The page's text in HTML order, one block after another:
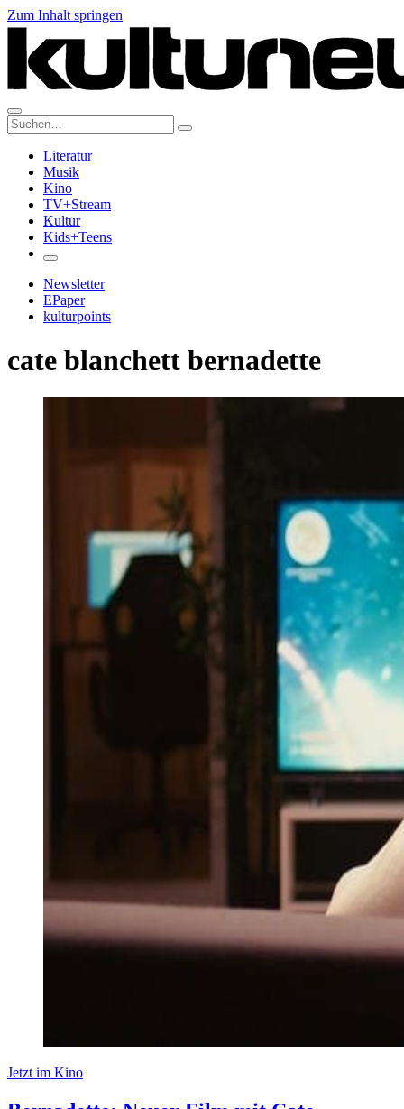
Zum Inhalt springen
Suche:
Literatur
Musik
Kino
TV+Stream
Kultur
Kids+Teens
Newsletter
EPaper
kulturpoints
cate blanchett bernadette
Jetzt im Kino